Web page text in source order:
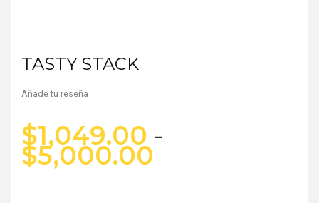
TASTY STACK
Añade tu reseña
$1,049.00 -
$5,000.00